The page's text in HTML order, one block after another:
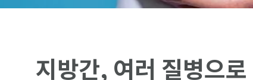
지방간, 여러 질병으